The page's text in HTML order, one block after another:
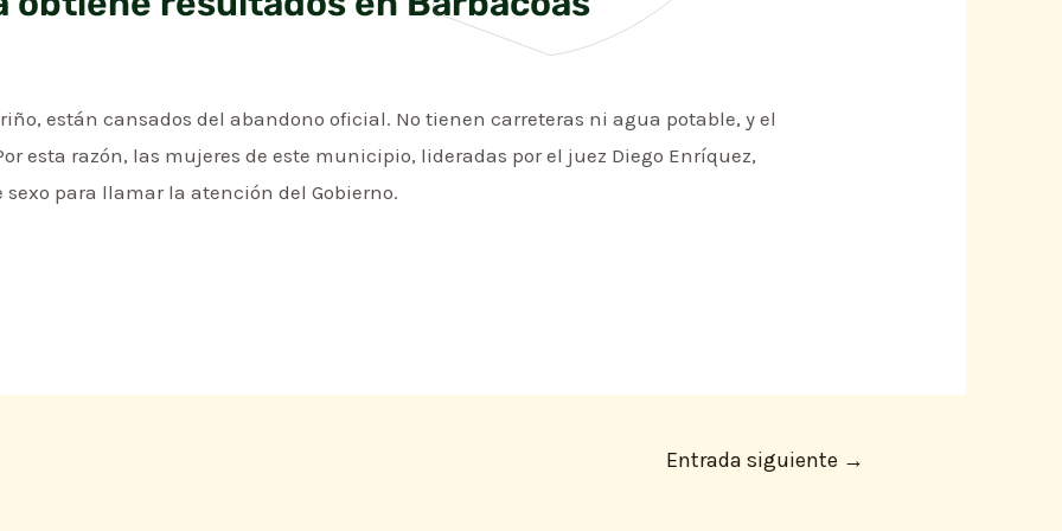
están cansados del abandono oficial. No tienen carreteras ni agua potable, y el
esta razón, las mujeres de este municipio, lideradas por el juez Diego Enríquez,
para llamar la atención del Gobierno.
Entrada siguiente →